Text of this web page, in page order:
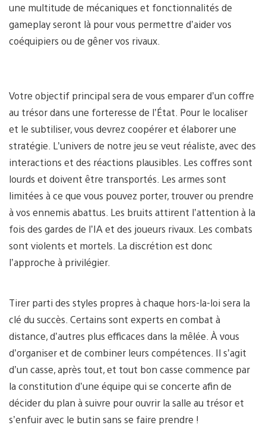
une multitude de mécaniques et fonctionnalités de
gameplay seront là pour vous permettre d’aider vos
coéquipiers ou de gêner vos rivaux.
Votre objectif principal sera de vous emparer d’un coffre
au trésor dans une forteresse de l’État. Pour le localiser
et le subtiliser, vous devrez coopérer et élaborer une
stratégie. L’univers de notre jeu se veut réaliste, avec des
interactions et des réactions plausibles. Les coffres sont
lourds et doivent être transportés. Les armes sont
limitées à ce que vous pouvez porter, trouver ou prendre
à vos ennemis abattus. Les bruits attirent l’attention à la
fois des gardes de l’IA et des joueurs rivaux. Les combats
sont violents et mortels. La discrétion est donc
l’approche à privilégier.
Tirer parti des styles propres à chaque hors-la-loi sera la
clé du succès. Certains sont experts en combat à
distance, d’autres plus efficaces dans la mêlée. À vous
d’organiser et de combiner leurs compétences. Il s’agit
d’un casse, après tout, et tout bon casse commence par
la constitution d’une équipe qui se concerte afin de
décider du plan à suivre pour ouvrir la salle au trésor et
s’enfuir avec le butin sans se faire prendre !